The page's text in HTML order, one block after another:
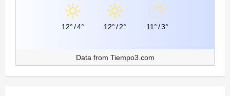
12°/4° 12°/2° 11°/3°
Data from Tiempo3.com